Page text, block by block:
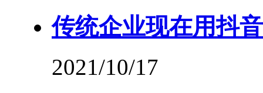
传统企业现在用抖
2021/10/17